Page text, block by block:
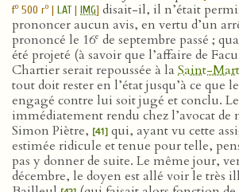
fo 500 ro | LAT| IMG] disait-il, il n’était
prononcer aucun avis, en vertu d’un
prononcé le 16e de septembre passé ;
été projeté (à savoir que l’affaire de
Chartier serait repoussée à la Saint-
tout doit rester en l’état jusqu’à ce que
engagé contre lui soit jugé et conclu. Le
immédiatement rendu chez l’avocat de
Simon Piètre, [41] qui, ayant vu cette
estimée ridicule et tenue pour telle,
pas y donner de suite. Le même jour,
décembre, le doyen est allé voir le très